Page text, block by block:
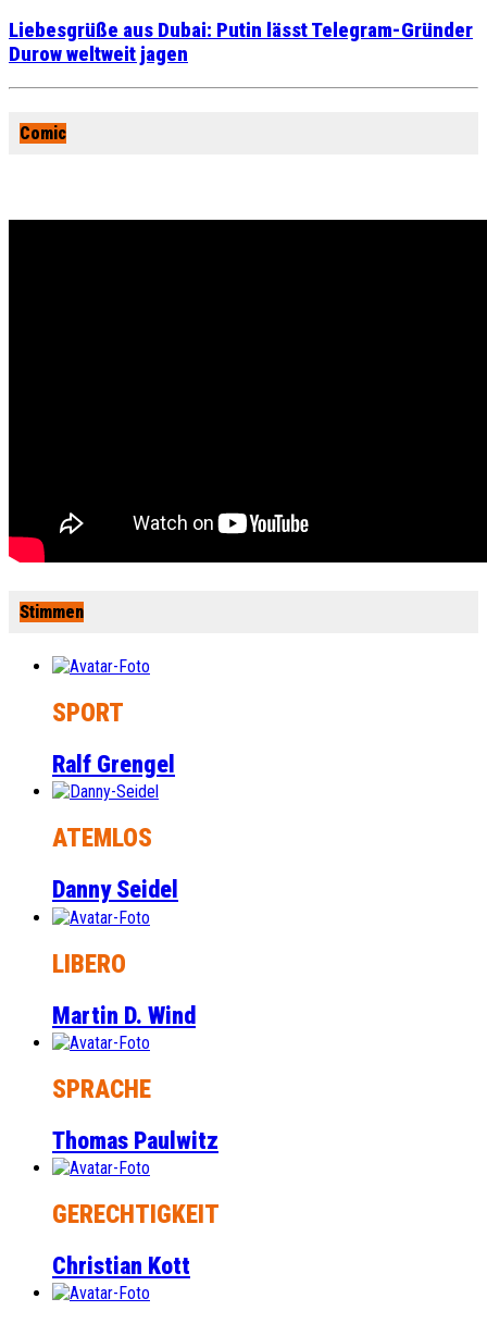
Liebesgrüße aus Dubai: Putin lässt Telegram-Gründer
Durow weltweit jagen
Comic
Stimmen
SPORT
Ralf Grengel
ATEMLOS
Danny Seidel
LIBERO
Martin D. Wind
SPRACHE
Thomas Paulwitz
GERECHTIGKEIT
Christian Kott